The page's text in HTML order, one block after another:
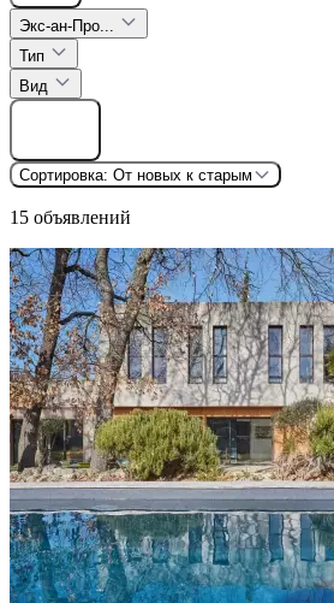
Экс-ан-Про...
Тип
Вид
Сортировка: От новых к старым
15 объявлений